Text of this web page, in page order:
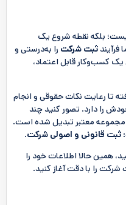
بلکه نقطه شروع یک
ثبت شرکت را به‌درستی و
یک کسب‌وکار قابل اعتماد،
تا رعایت نکات حقوقی و انجام
را دارد. تصور کنید چند
معتبر تبدیل شده است.
ثبت قانونی و اصولی شرکت.
همین حالا اطلاعات خود را
شرکت را با دقت آغاز کنید.